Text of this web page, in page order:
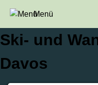
Ski- und
Davos
Menü